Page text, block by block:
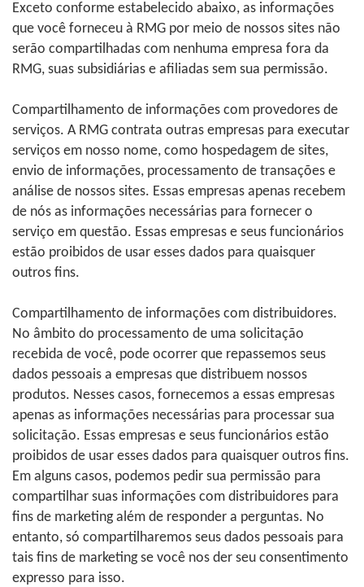
Exceto conforme estabelecido abaixo, as informações
que você forneceu à RMG por meio de nossos sites não
serão compartilhadas com nenhuma empresa fora da
RMG, suas subsidiárias e afiliadas sem sua permissão.
Compartilhamento de informações com provedores de
serviços. A RMG contrata outras empresas para executar
serviços em nosso nome, como hospedagem de sites,
envio de informações, processamento de transações e
análise de nossos sites. Essas empresas apenas recebem
de nós as informações necessárias para fornecer o
serviço em questão. Essas empresas e seus funcionários
estão proibidos de usar esses dados para quaisquer
outros fins.
Compartilhamento de informações com distribuidores.
No âmbito do processamento de uma solicitação
recebida de você, pode ocorrer que repassemos seus
dados pessoais a empresas que distribuem nossos
produtos. Nesses casos, fornecemos a essas empresas
apenas as informações necessárias para processar sua
solicitação. Essas empresas e seus funcionários estão
proibidos de usar esses dados para quaisquer outros fins.
Em alguns casos, podemos pedir sua permissão para
compartilhar suas informações com distribuidores para
fins de marketing além de responder a perguntas. No
entanto, só compartilharemos seus dados pessoais para
tais fins de marketing se você nos der seu consentimento
expresso para isso.